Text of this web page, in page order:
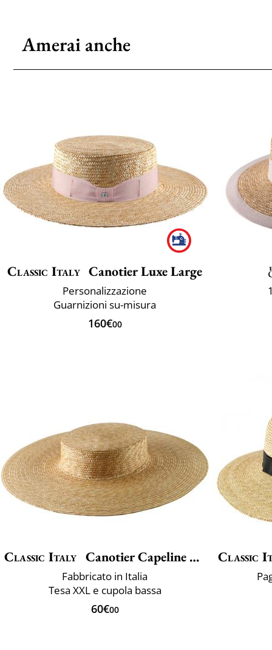
Amerai anche
Classic Italy Canotier Luxe Large
Personalizzazione
Guarnizioni su-misura
160€00
Classic Italy Canotier Capeline Luxe
Fabbricato in Italia
Tesa XXL e cupola bassa
60€00
Classic